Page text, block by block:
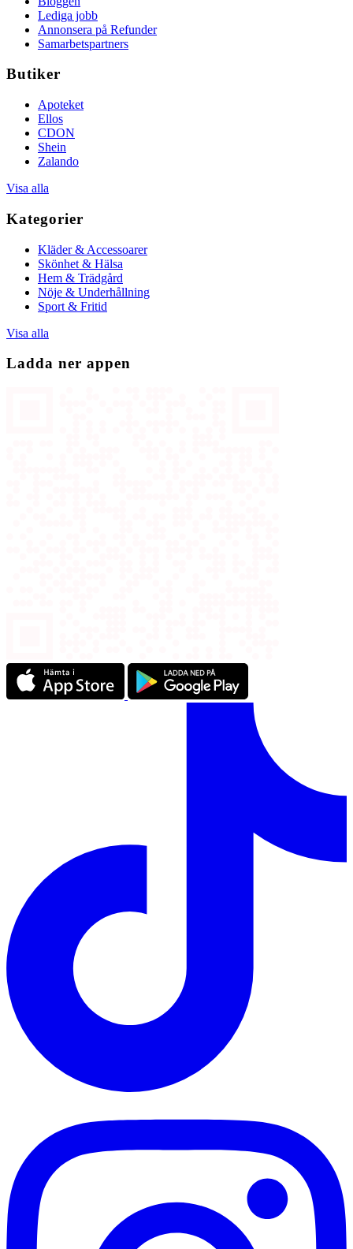
Lediga jobb
Annonsera på Refunder
Samarbetspartners
Butiker
Apoteket
Ellos
CDON
Shein
Zalando
Visa alla
Kategorier
Kläder & Accessoarer
Skönhet & Hälsa
Hem & Trädgård
Nöje & Underhållning
Sport & Fritid
Visa alla
Ladda ner appen